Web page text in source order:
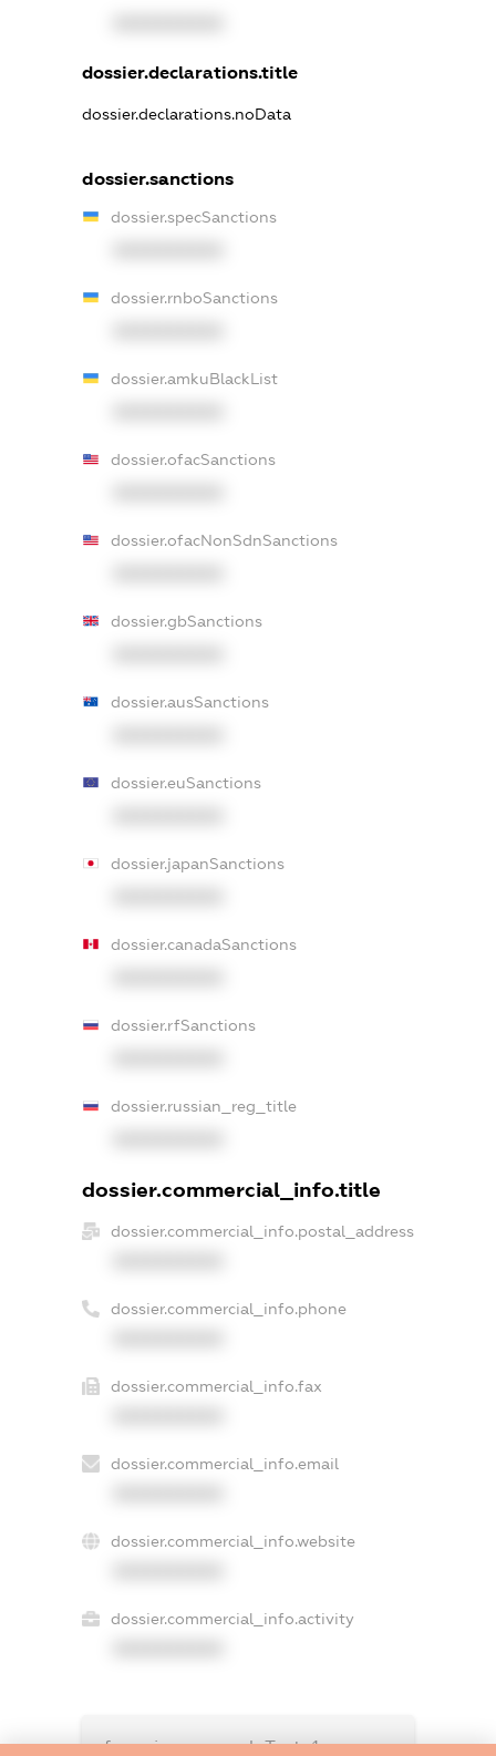
dossier.declarations.title
dossier.declarations.noData
dossier.sanctions
dossier.specSanctions
dossier.rnboSanctions
dossier.amkuBlackList
dossier.ofacSanctions
dossier.ofacNonSdnSanctions
dossier.gbSanctions
dossier.ausSanctions
dossier.euSanctions
dossier.japanSanctions
dossier.canadaSanctions
dossier.rfSanctions
dossier.russian_reg_title
dossier.commercial_info.title
dossier.commercial_info.postal_address
dossier.commercial_info.phone
dossier.commercial_info.fax
dossier.commercial_info.email
dossier.commercial_info.website
dossier.commercial_info.activity
freemium.exampleText_1